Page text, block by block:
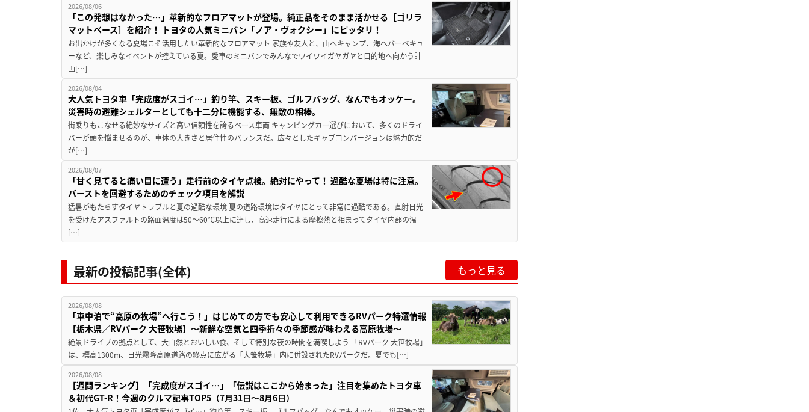
2026/08/06
「この発想はなかった…」革新的なフロアマットが登場。純正品をそのまま活かせる［ゴリラ
マットベース］を紹介！ トヨタの人気ミニバン「ノア・ヴォクシー」にピッタリ！
お出かけが多くなる夏場こそ活用したい革新的なフロアマット 家族や友人と、山へキャンプ、海へバーベキュ
ーなど、楽しみなイベントが控えている夏。愛車のミニバンでみんなでワイワイガヤガヤと目的地へ向かう計
画[…]
2026/08/04
大人気トヨタ車「完成度がスゴイ…」釣り竿、スキー板、ゴルフバッグ、なんでもオッケー。
災害時の避難シェルターとしても十二分に機能する、無敵の相棒。
街乗りもこなせる絶妙なサイズと高い信頼性を誇るベース車両 キャンピングカー選びにおいて、多くのドライ
バーが頭を悩ませるのが、車体の大きさと居住性のバランスだ。広々としたキャブコンバージョンは魅力的だ
が[…]
2026/08/07
「甘く見てると痛い目に遭う」走行前のタイヤ点検。絶対にやって！ 過酷な夏場は特に注意。
バーストを回避するためのチェック項目を解説
猛暑がもたらすタイヤトラブルと夏の過酷な環境 夏の道路環境はタイヤにとって非常に過酷である。直射日光
を受けたアスファルトの路面温度は50〜60℃以上に達し、高速走行による摩擦熱と相まってタイヤ内部の温
[…]
最新の投稿記事(全体) もっと見る
2026/08/08
「車中泊で“高原の牧場”へ行こう！」はじめての方でも安心して利用できるRVパーク特選情報
【栃木県／RVパーク 大笹牧場】～新鮮な空気と四季折々の季節感が味わえる高原牧場～
絶景ドライブの拠点として、大自然とおいしい食、そして特別な夜の時間を満喫しよう 「RVパーク 大笹牧場」
は、標高1300m、日光霧降高原道路の終点に広がる「大笹牧場」内に併設されたRVパークだ。夏でも[…]
2026/08/08
【週間ランキング】「完成度がスゴイ…」「伝説はここから始まった」注目を集めたトヨタ車
＆初代GT-R！今週のクルマ記事TOP5（7月31日〜8月6日）